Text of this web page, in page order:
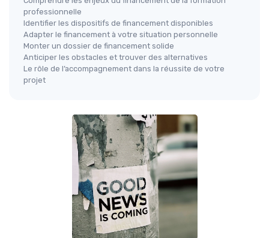
professionnelle
Identifier les dispositifs de financement disponibles
Adapter le financement à votre situation personnelle
Monter un dossier de financement solide
Anticiper les obstacles et trouver des alternatives
Le rôle de l’accompagnement dans la réussite de votre
projet